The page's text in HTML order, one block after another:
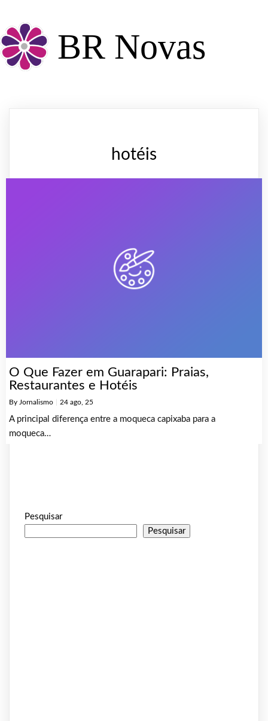
BR Novas
hotéis
O Que Fazer em Guarapari: Praias,
Restaurantes e Hotéis
By Jornalismo 24 ago, 25
A principal diferença entre a moqueca capixaba para a
moqueca…
Pesquisar
Pesquisar